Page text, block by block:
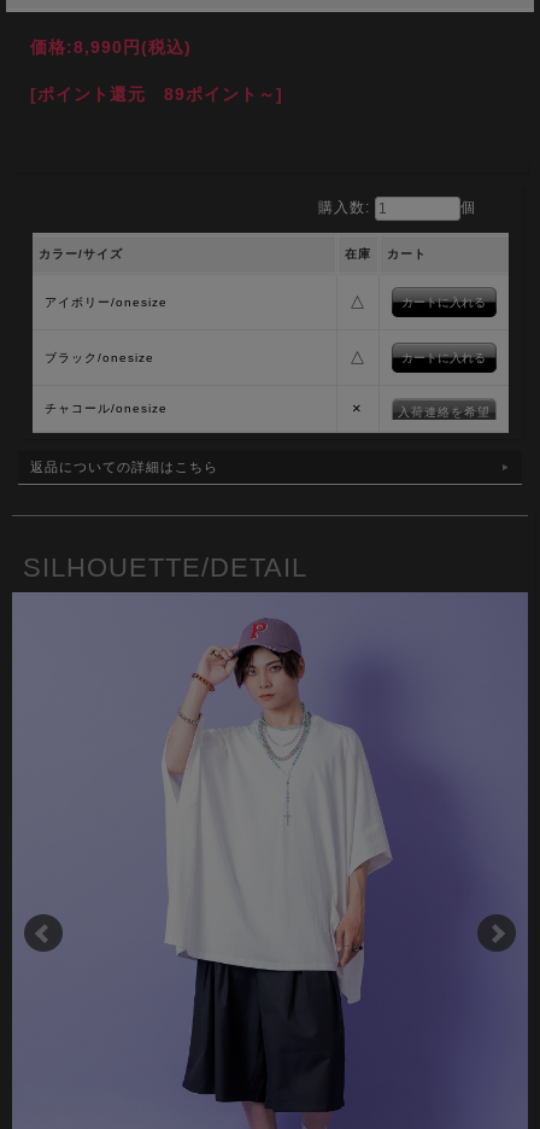
価格:8,990円(税込)
[ポイント還元 89ポイント～]
購入数: 個
カラー/サイズ 在庫 カート
アイボリー/onesize △
ブラック/onesize △
チャコール/onesize × 入荷連絡を希望
返品についての詳細はこちら
SILHOUETTE/DETAIL